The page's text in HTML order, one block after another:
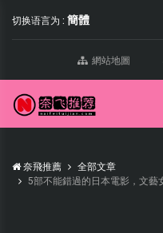
切换语言为 : 簡體
網站地圖
奈飛推薦
全部文章
5部不能錯過的日本電影，文藝